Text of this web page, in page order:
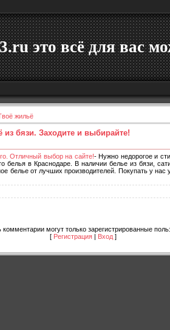
это всё для вас
жильё
бязи. Заходите и выбирайте!
Отличный выбор на сайте!- Нужно недорогое и
белья в Краснодаре. В наличии белье из бязи,
белье от лучших производителей. Покупать у нас
комментарии могут только зарегистрированные
[ Регистрация | Вход ]